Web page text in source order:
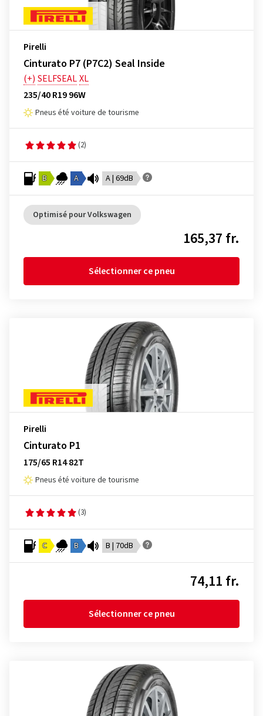
Pirelli
Cinturato P7 (P7C2) Seal Inside
(+) SELFSEALXL
235/40 R19 96W
Pneus été voiture de tourisme
(2)
B A A | 69dB
Optimisé pour Volkswagen
165,37 fr.
Sélectionner ce pneu
Pirelli
Cinturato P1
175/65 R14 82T
Pneus été voiture de tourisme
(3)
C B B | 70dB
74,11 fr.
Sélectionner ce pneu